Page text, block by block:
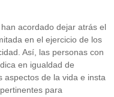
acordado dejar atrás el
en el ejercicio de los
Así, las personas con
en igualdad de
aspectos de la vida e insta
para